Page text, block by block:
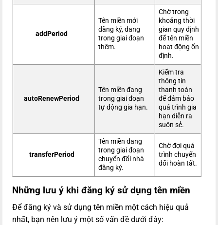
addPeriod
Tên miền mới
đăng ký, đang
trong giai đoạn
thêm.
Chờ trong
khoảng thời
gian quy định
để tên miền
hoạt động ổn
định.
autoRenewPeriod
Tên miền đang
trong giai đoạn
tự động gia hạn.
Kiểm tra
thông tin
thanh toán
để đảm bảo
quá trình gia
hạn diễn ra
suôn sẻ.
transferPeriod
Tên miền đang
trong giai đoạn
chuyển đổi nhà
đăng ký.
Chờ đợi quá
trình chuyển
đổi hoàn tất.
Những lưu ý khi đăng ký sử dụng tên miền
Để đăng ký và sử dụng tên miền một cách hiệu quả
nhất, bạn nên lưu ý một số vấn đề dưới đây: